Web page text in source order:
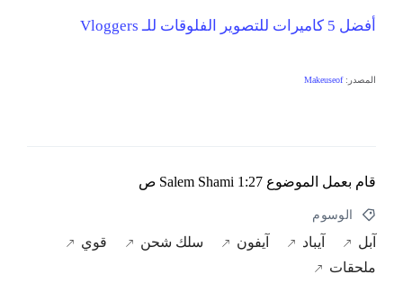
أفضل 5 كاميرات للتصوير الفلوقات للـ Vloggers
المصدر:Makeuseof
قام بعمل الموضوع Salem Shami 1:27 ص
الوسوم
آبل آيباد آيفون سلك شحن
قوي
ملحقات